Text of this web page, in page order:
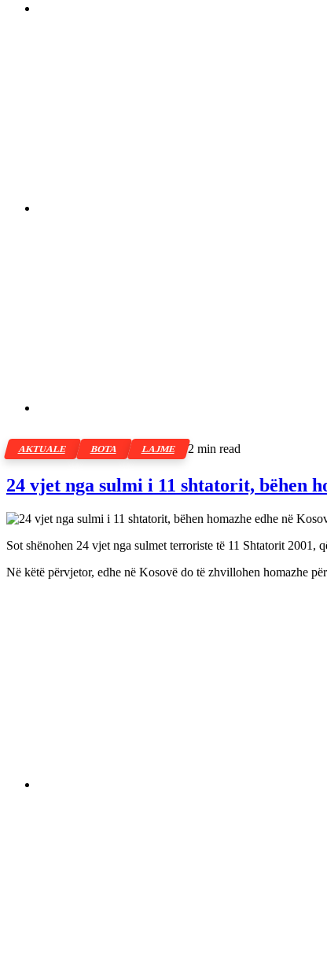
AKTUALE BOTA LAJME 2 min read
24 vjet nga sulmi i 11 shtatorit, bëhen
Sot shënohen 24 vjet nga sulmet terroriste të 11 Shtatorit 2001,
Në këtë përvjetor, edhe në Kosovë do të zhvillohen homazhe